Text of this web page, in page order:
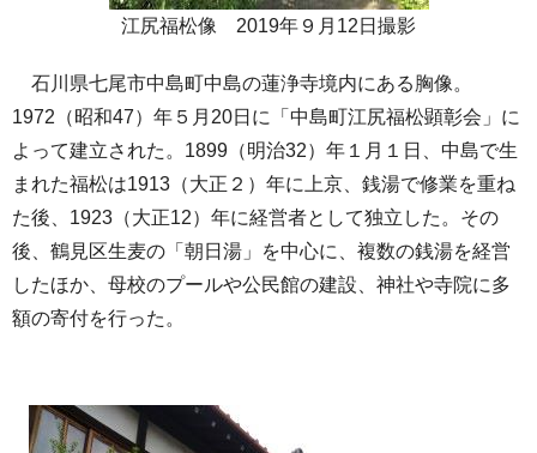
江尻福松像 2019年９月12日撮影
石川県七尾市中島町中島の蓮浄寺境内にある胸像。
1972（昭和47）年５月20日に「中島町江尻福松顕彰会」に
よって建立された。1899（明治32）年１月１日、中島で生
まれた福松は1913（大正２）年に上京、銭湯で修業を重ね
た後、1923（大正12）年に経営者として独立した。その
後、鶴見区生麦の「朝日湯」を中心に、複数の銭湯を経営
したほか、母校のプールや公民館の建設、神社や寺院に多
額の寄付を行った。